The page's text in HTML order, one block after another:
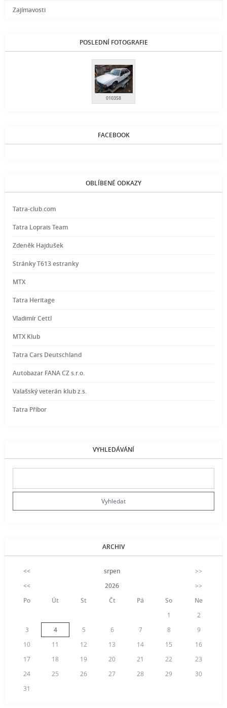
Zajímavosti
POSLEDNÍ FOTOGRAFIE
010358
FACEBOOK
OBLÍBENÉ ODKAZY
Tatra-club.com
Tatra Loprais Team
Zdeněk Hajdušek
Stránky T613 estranky
MTX
Tatra Heritage
Vladimír Cettl
MTX Klub
Tatra Cars Deutschland
Autobazar FANA CZ s.r.o.
Valašský veterán klub z.s.
Tatra Příbor
VYHLEDÁVÁNÍ
ARCHIV
<< srpen
>>
<<
2026
>>
Po
Út St Čt Pá So
Ne
1
2
3
4 5 6 7 8
9
10
11 12 13 14 15
16
17
18 19 20 21 22
23
24
25 26 27 28 29
30
31